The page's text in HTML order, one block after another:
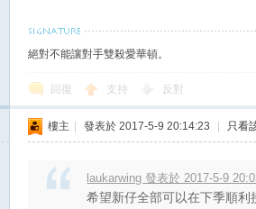
絕對不能讓對手雙殺愛華頓。
回復 支持 反對
樓主 發表於 2017-5-9 20:14:23 只看
laukarwing 發表於 2017-5-9
希望新仔全部可以在下季順利